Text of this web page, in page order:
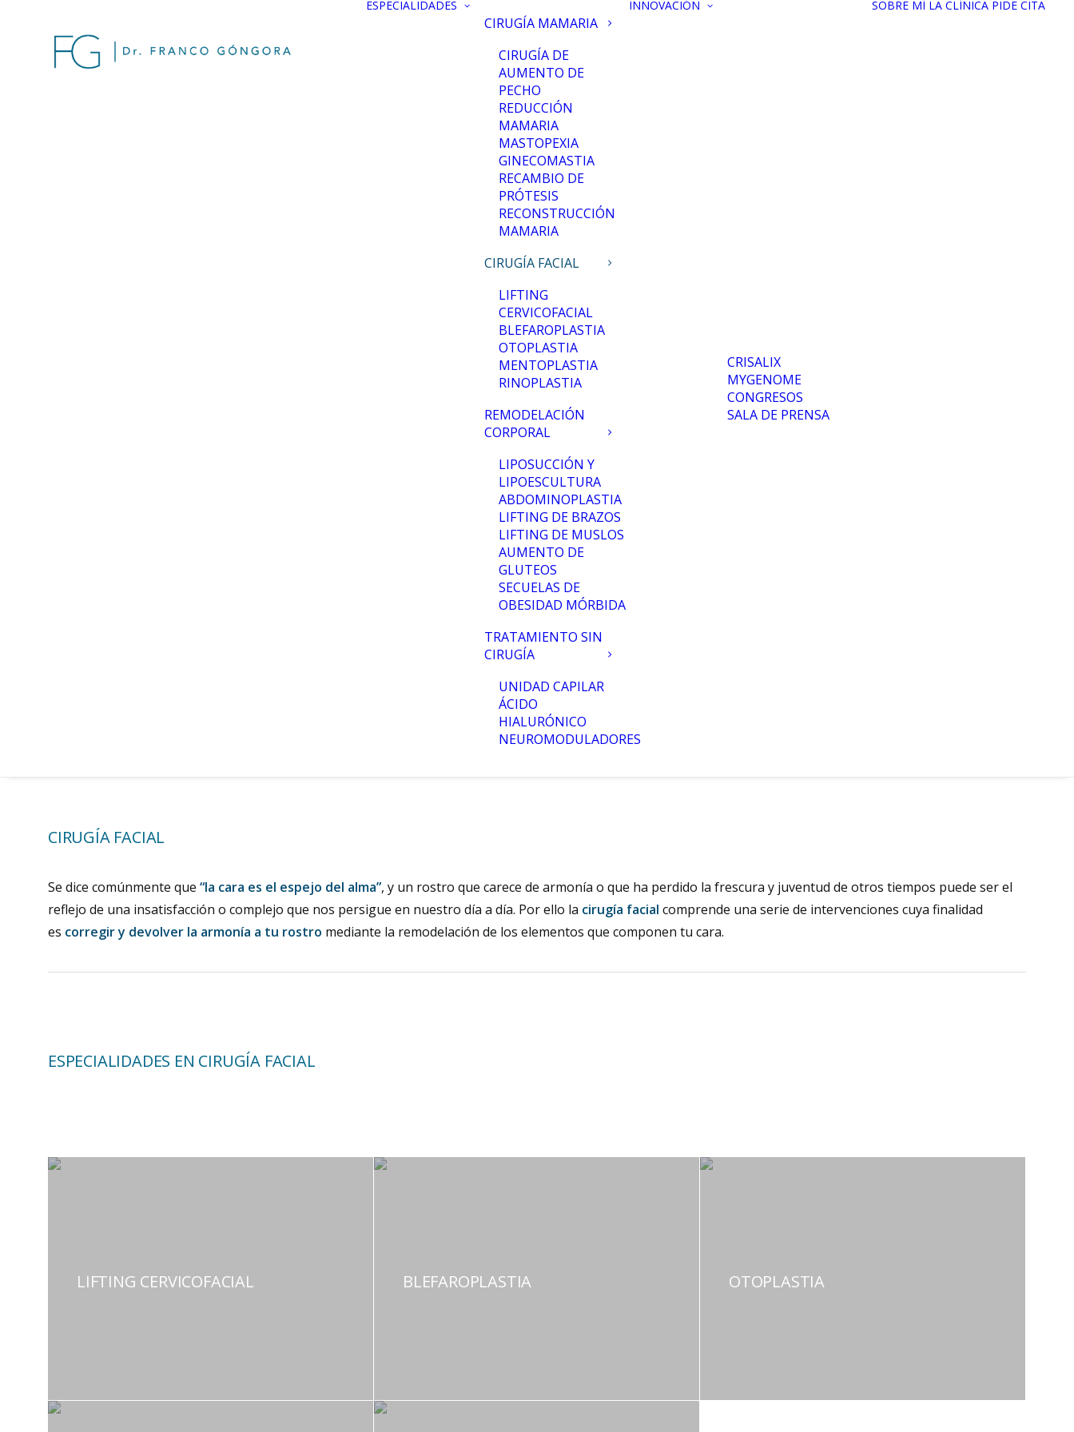
ESPECIALIDADES
CIRUGÍA MAMARIA
CIRUGÍA DE
AUMENTO DE
PECHO
REDUCCIÓN
MAMARIA
MASTOPEXIA
GINECOMASTIA
RECAMBIO DE
PRÓTESIS
RECONSTRUCCIÓN
MAMARIA
CIRUGÍA FACIAL
LIFTING
CERVICOFACIAL
BLEFAROPLASTIA
OTOPLASTIA
MENTOPLASTIA
RINOPLASTIA
REMODELACIÓN
CORPORAL
LIPOSUCCIÓN Y
LIPOESCULTURA
ABDOMINOPLASTIA
LIFTING DE BRAZOS
LIFTING DE MUSLOS
AUMENTO DE
GLUTEOS
SECUELAS DE
OBESIDAD MÓRBIDA
TRATAMIENTO SIN
CIRUGÍA
UNIDAD CAPILAR
ÁCIDO
HIALURÓNICO
NEUROMODULADORES
INNOVACIÓN
CRISALIX
MYGENOME
CONGRESOS
SALA DE PRENSA
SOBRE MÍ LA CLÍNICA PIDE CITA
CIRUGÍA FACIAL
Se dice comúnmente que “la cara es el espejo del alma”, y un rostro que carece de armonía o que ha perdido la frescura y juventud de otros tiempos puede ser el
reflejo de una insatisfacción o complejo que nos persigue en nuestro día a día. Por ello la cirugía facial comprende una serie de intervenciones cuya finalidad
es corregir y devolver la armonía a tu rostro mediante la remodelación de los elementos que componen tu cara.
ESPECIALIDADES EN CIRUGÍA FACIAL
LIFTING CERVICOFACIAL BLEFAROPLASTIA OTOPLASTIA